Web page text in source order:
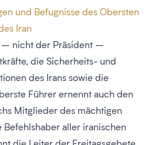
und Befugnisse des Obersten
Iran
– nicht der Präsident –
die Sicherheits- und
des Irans sowie die
Führer ernennt auch den
Mitglieder des mächtigen
aller iranischen